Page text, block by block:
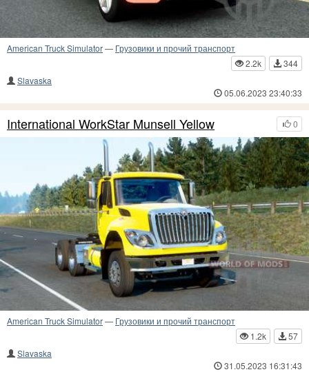
American Truck Simulator— Грузовики и прочий транспорт
2.2k
344
Slavaska
05.06.2023 23:40:33
0
International WorkStar Munsell Yellow
American Truck Simulator— Грузовики и прочий транспорт
1.2k
57
Slavaska
31.05.2023 16:31:43